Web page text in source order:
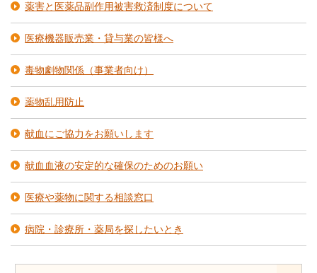
薬害と医薬品副作用被害救済制度について
医療機器販売業・貸与業の皆様へ
毒物劇物関係（事業者向け）
薬物乱用防止
献血にご協力をお願いします
献血血液の安定的な確保のためのお願い
医療や薬物に関する相談窓口
病院・診療所・薬局を探したいとき